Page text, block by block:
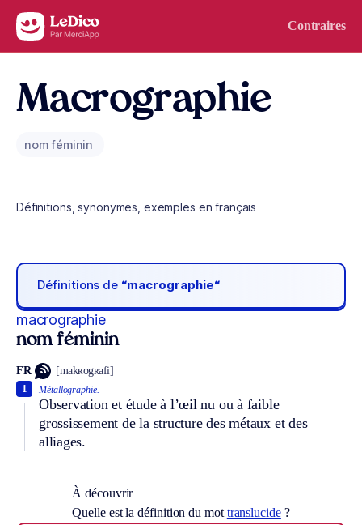
Aller au contenu Contraires
Macrographie
nom féminin
Définitions, synonymes, exemples en français
Définitions de “macrographie“
macrographie
nom féminin
FR [makʀogʀafi]
Métallographie.
Observation et étude à l’œil nu ou à faible
grossissement de la structure des métaux et des
alliages.
1
À découvrir
Quelle est la définition du mot translucide?